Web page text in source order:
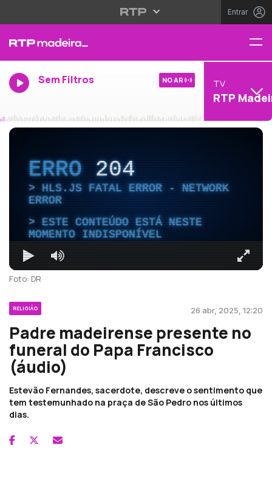
Entrar
Sem Filtros NO AR TV
RTP
ERRO204
HLS.JS FATAL ERROR - NETWORK
ERROR
ESTE CONTEÚDO ESTÁ NESTE
MOMENTO INDISPONÍVEL
Foto: DR
RELIGIÃO 26 abr, 2025, 12:20
Padre madeirense presente no
funeral do Papa Francisco
(áudio)
Estevão Fernandes, sacerdote, descreve o sentimento que
tem testemunhado na praça de São Pedro nos últimos
dias.